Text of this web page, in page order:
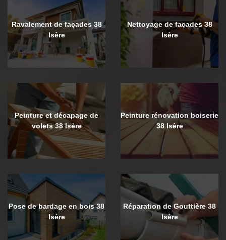
Ravalement de façades 38
Isère
Nettoyage de façades 38
Isère
Peinture et décapage de
volets 38 Isère
Peinture rénovation boiserie
38 Isère
Pose de bardage en bois 38
Isère
Réparation de Gouttière 38
Isère